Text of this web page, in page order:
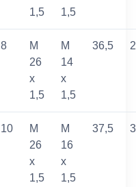
1,5
1,5
8
M
26
x
1,5
M
14
x
1,5
36,5
10
M
26
x
1,5
M
16
x
1,5
37,5